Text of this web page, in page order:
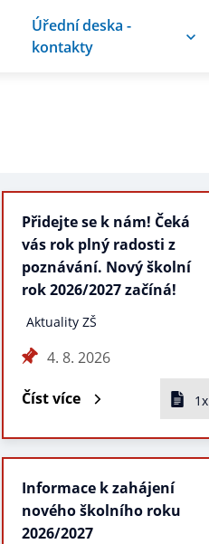
Úřední deska -
kontakty
Přidejte se k nám! Čeká
vás rok plný radosti z
poznávání. Nový školní
rok 2026/2027 začíná!
Aktuality ZŠ
4. 8. 2026
Číst více 1x
Informace k zahájení
nového školního roku
2026/2027